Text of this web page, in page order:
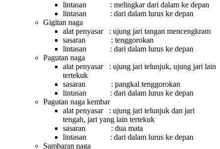
lintasan : melingkar dari dalam ke depan
lintasan : dari dalam lurus ke depan
Gigitan naga
alat penyasar : ujung jari tangan mencengkram
sasaran : tenggorokan
lintasan : dari dalam lurus ke depan
Pagutan naga
alat penyasar : ujung jari telunjuk, ujung jari lain
tertekuk
sasaran : pangkal tenggorokan
lintasan : dari dalam lurus ke depan
Pagutan naga kembar
alat penyasar : ujung jari telunjuk dan jari
tengah, jari yang lain tertekuk
sasaran : dua mata
lintasan : dari dalam lurus ke depan
Sambaran naga